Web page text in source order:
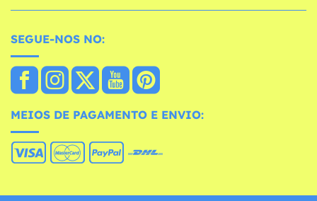
SEGUE-NOS NO:
MEIOS DE PAGAMENTO E ENVIO: